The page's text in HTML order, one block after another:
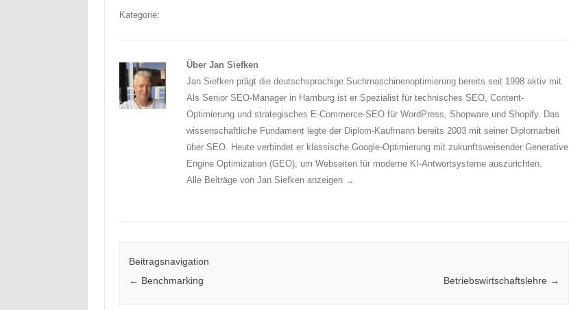
Kategorie:
Über Jan Siefken
Jan Siefken prägt die deutschsprachige Suchmaschinenoptimierung bereits seit 1998 aktiv mit.
Als Senior SEO-Manager in Hamburg ist er Spezialist für technisches SEO, Content-
Optimierung und strategisches E-Commerce-SEO für WordPress, Shopware und Shopify. Das
wissenschaftliche Fundament legte der Diplom-Kaufmann bereits 2003 mit seiner Diplomarbeit
über SEO. Heute verbindet er klassische Google-Optimierung mit zukunftsweisender Generative
Engine Optimization (GEO), um Webseiten für moderne KI-Antwortsysteme auszurichten.
Alle Beiträge von Jan Siefken anzeigen →
Beitragsnavigation
← Benchmarking Betriebswirtschaftslehre →